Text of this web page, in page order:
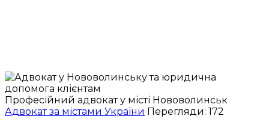
Професійний адвокат у місті Нововолинськ
Адвокат за містами України Перегляди: 172